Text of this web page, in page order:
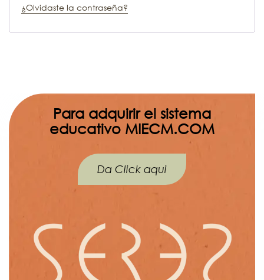
¿Olvidaste la contraseña?
Para adquirir el sistema
educativo MIECM.COM
Da Click aqui